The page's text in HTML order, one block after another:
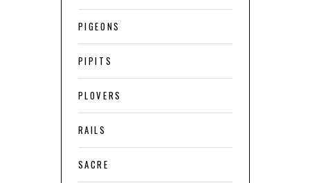
PIGEONS
PIPITS
PLOVERS
RAILS
SACRE